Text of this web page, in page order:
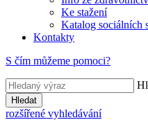
Ke stažení
Katalog sociálních
Kontakty
S čím můžeme pomoci?
Hledat
rozšířené vyhledávání